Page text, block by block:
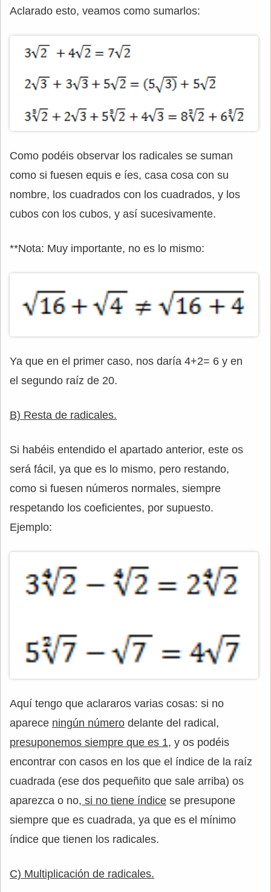
Aclarado esto, veamos como sumarlos:
Como podéis observar los radicales se suman
como si fuesen equis e íes, casa cosa con su
nombre, los cuadrados con los cuadrados, y los
cubos con los cubos, y así sucesivamente.
**Nota: Muy importante, no es lo mismo:
Ya que en el primer caso, nos daría 4+2= 6 y en
el segundo raíz de 20.
B) Resta de radicales.
Si habéis entendido el apartado anterior, este os
será fácil, ya que es lo mismo, pero restando,
como si fuesen números normales, siempre
respetando los coeficientes, por supuesto.
Ejemplo:
Aquí tengo que aclararos varias cosas: si no
aparece ningún número delante del radical,
presuponemos siempre que es 1, y os podéis
encontrar con casos en los que el índice de la raíz
cuadrada (ese dos pequeñito que sale arriba) os
aparezca o no, si no tiene índice se presupone
siempre que es cuadrada, ya que es el mínimo
índice que tienen los radicales.
C) Multiplicación de radicales.